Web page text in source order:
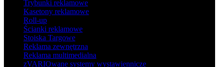
Trybunki reklamowe
Kasetony reklamowe
Roll-up
Ścianki reklamowe
Stoiska Targowe
Reklama zewnętrzna
Reklama multimedialna
zVARIOwane systemy wystawiennicze